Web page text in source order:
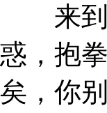
来到
惑，抱
矣，你